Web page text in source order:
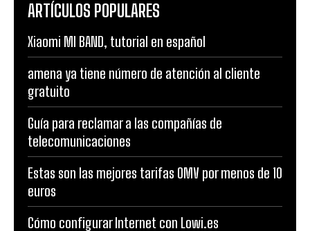
ARTÍCULOS POPULARES
Xiaomi MI BAND, tutorial en español
amena ya tiene número de atención al cliente
gratuito
Guía para reclamar a las compañías de
telecomunicaciones
Estas son las mejores tarifas OMV por menos de 10
euros
Cómo configurar Internet con Lowi.es